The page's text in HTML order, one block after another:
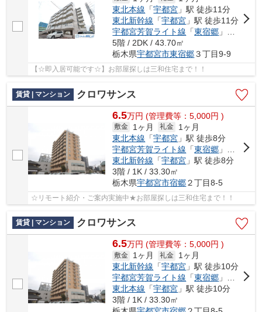
東北本線 「宇都宮 」駅 徒歩11分
東北新幹線 「宇都宮 」駅 徒歩11分
宇都宮芳賀ライト線 「東宿郷 」駅 徒歩3分
5階 / 2DK / 43.70㎡
栃木県宇都宮市東宿郷３丁目9-9
【☆即入居可能です☆】お部屋探しは三和住宅まで！！
賃貸 | マンション クロワサンス
6.5万円 (管理費等：5,000円 )
敷金 1ヶ月 礼金
1ヶ月
東北本線 「宇都宮 」駅 徒歩8分
宇都宮芳賀ライト線 「東宿郷 」駅 徒歩9分
東北新幹線 「宇都宮 」駅 徒歩8分
3階 / 1K / 33.30㎡
栃木県宇都宮市宿郷２丁目8-5
☆リモート紹介・ご案内実施中★お部屋探しは三和住宅まで！！
賃貸 | マンション クロワサンス
6.5万円 (管理費等：5,000円 )
敷金 1ヶ月 礼金
1ヶ月
東北新幹線 「宇都宮 」駅 徒歩10分
宇都宮芳賀ライト線 「東宿郷 」駅 徒歩8分
東北本線 「宇都宮 」駅 徒歩10分
3階 / 1K / 33.30㎡